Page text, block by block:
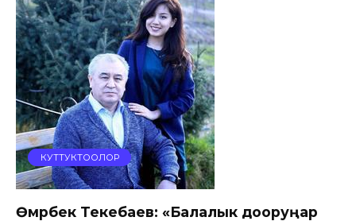
КУТТУКТООЛОР
Өмүрбек Текебаев: «Балалык дооруңар